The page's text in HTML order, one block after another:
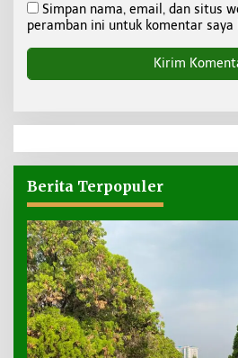
Simpan nama, email, dan situs
peramban ini untuk komentar saya
Berita Terpopuler